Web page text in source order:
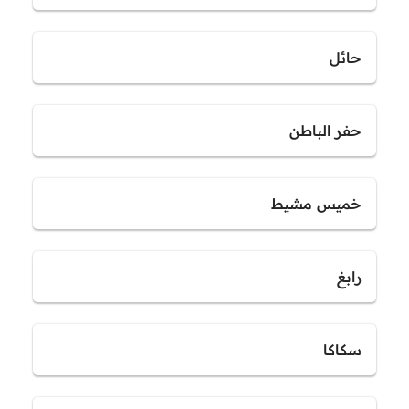
حائل
حفر الباطن
خميس مشيط
رابغ
سكاكا